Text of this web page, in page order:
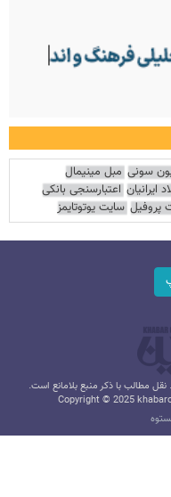
سونی مبل مینیمال
اعتبارسنجی بانکی
پروفیل سایت یوتوتایمز
مطالب با ذکر منبع بلامانع است.
Copyright © 2025